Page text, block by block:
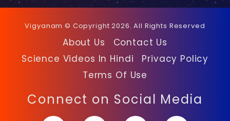
Vigyanam © Copyright 2026. All Rights Reserved
About Us
Contact Us
Science Videos In Hindi
Privacy Policy
Terms Of Use